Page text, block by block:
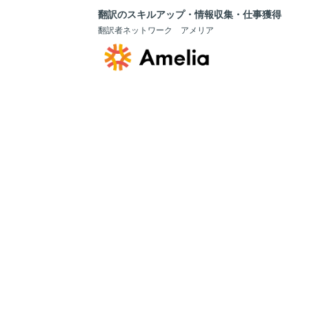
翻訳のスキルアップ・情報収集・仕事獲得
翻訳者ネットワーク アメリア